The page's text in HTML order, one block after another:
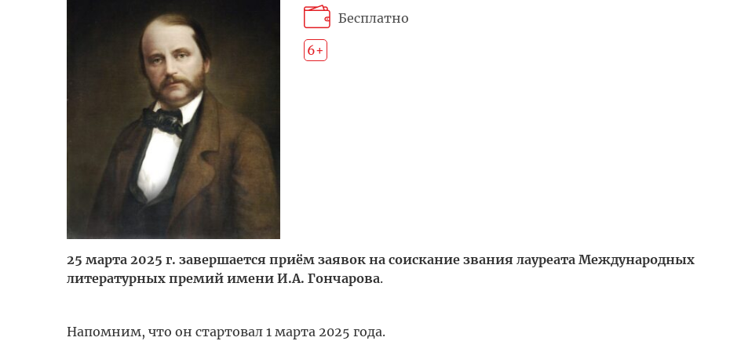
Бесплатно
6+
25 марта 2025 г. завершается приём заявок на соискание звания лауреата Международных
литературных премий имени И.А. Гончарова.
Напомним, что он стартовал 1 марта 2025 года.